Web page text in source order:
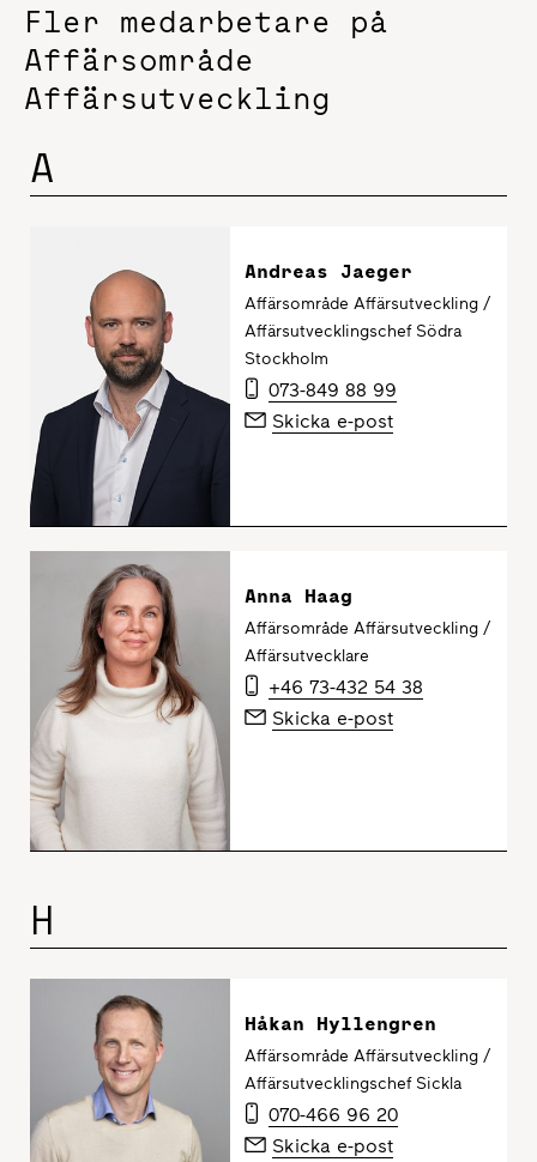
Fler medarbetare på
Affärsområde
Affärsutveckling
A
Andreas Jaeger
Affärsområde Affärsutveckling /
Affärsutvecklingschef Södra
Stockholm
073-849 88 99
Skicka e-post
Anna Haag
Affärsområde Affärsutveckling /
Affärsutvecklare
+46 73-432 54 38
Skicka e-post
H
Håkan Hyllengren
Affärsområde Affärsutveckling /
Affärsutvecklingschef Sickla
070-466 96 20
Skicka e-post